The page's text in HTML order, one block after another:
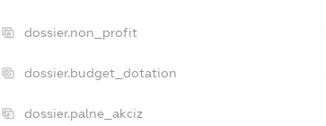
dossier.non_profit
dossier.budget_dotation
dossier.palne_akciz